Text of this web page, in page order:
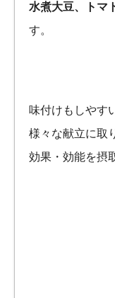
水煮大豆、トマ
す。
味付けもしやす
様々な献立に取
効果・効能を摂